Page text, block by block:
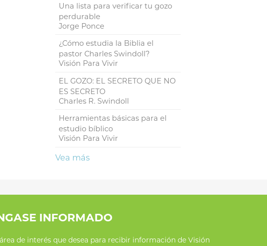
Una lista para verificar tu gozo
perdurable
Jorge Ponce
¿Cómo estudia la Biblia el
pastor Charles Swindoll?
Visión Para Vivir
EL GOZO: EL SECRETO QUE NO
ES SECRETO
Charles R. Swindoll
Herramientas básicas para el
estudio bíblico
Visión Para Vivir
Vea más
INFORMADO
de interés que desea para recibir información de Visión